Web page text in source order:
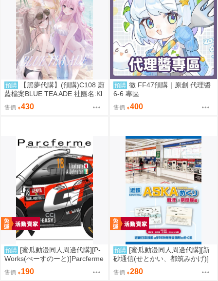
預購
【黑夢代購】(預購)C108 蔚
藍檔案BLUE TEA ADE 社團名:Kl
ee-on 繪師:Klee-on
售價 430
預購 徹 FF47預購｜原創 代理醬
6-6 專區
售價 400
預購 [蜜瓜動漫同人周邊代購][P-
Works(ぺーすのーと)]Parcferme
Vol.3(同人誌)
售價 190
預購 [蜜瓜動漫同人周邊代購][新
砂通信(せとかい、都筑みかげ)]
近鉄ASKAめぐり 難波・奈良線
編(同人誌)
售價 280